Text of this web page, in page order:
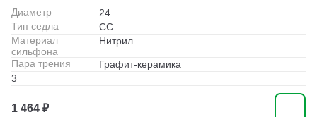
Диаметр
24
Тип седла
СС
Материал
сильфона
Нитрил
Пара трения
Графит-керамика
3
1 464 ₽